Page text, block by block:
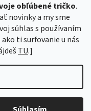
obľúbené tričko.
novinky a my sme
súhlas s používaním
ti surfovanie u nás
TU.]
vyhradené.Upraviť